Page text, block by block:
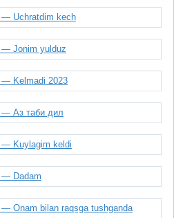
— Uchratdim kech
— Jonim yulduz
— Kelmadi 2023
— Аз таби дил
— Kuylagim keldi
— Dadam
— Onam bilan raqsga tushganda